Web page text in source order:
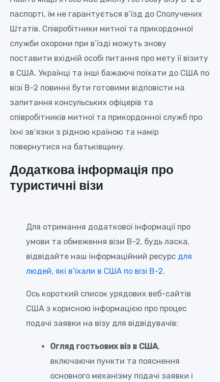
паспорті, їм не гарантується в’їзд до Сполучених
Штатів. Співробітники митної та прикордонної
служби охорони при в’їзді можуть знову
поставити вхідній особі питання про мету її візиту
в США. Українці та інші бажаючі поїхати до США по
візі B-2 повинні бути готовими відповісти на
запитання консульських офіцерів та
співробітників митної та прикордонної служб про
їхні зв’язки з рідною країною та намір
повернутися на батьківщину.
Додаткова інформація про
туристичні візи
Для отримання додаткової інформації про
умови та обмеження візи B-2, будь ласка,
відвідайте наш інформаційний ресурс для
людей, які в’їхали в США по візі B-2.
Ось короткий список урядових веб-сайтів
США з корисною інформацією про процес
подачі заявки на візу для відвідувачів:
Огляд гостьових віз в США,
включаючи пункти та пояснення
основного механізму подачі заявки і